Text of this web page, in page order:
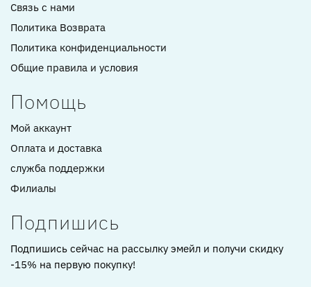
Связь с нами
Политика Возврата
Политика конфиденциальности
Общие правила и условия
Помощь
Мой аккаунт
Оплата и доставка
служба поддержки
Филиалы
Подпишись
Подпишись сейчас на рассылку эмейл и получи скидку
-15% на первую покупку!